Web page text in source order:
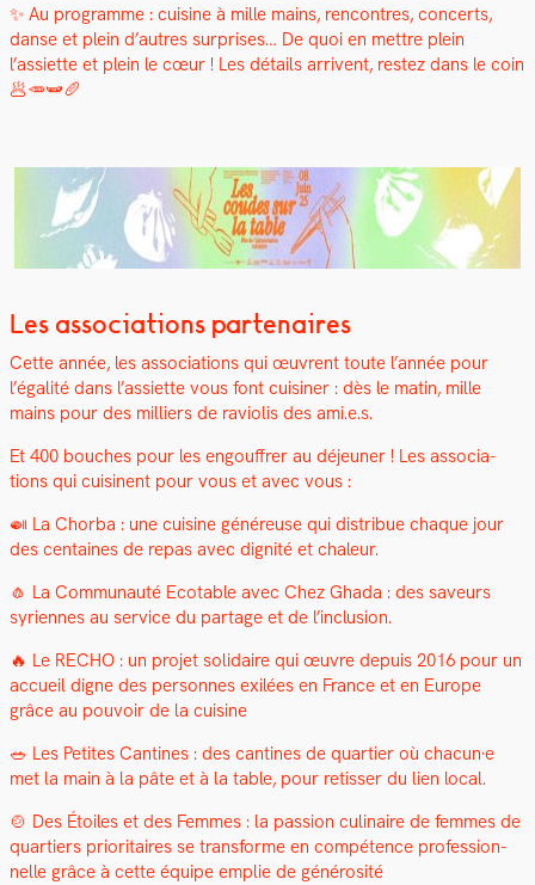
✨ Au pro­gramme : cui­sine à mille mains, ren­con­tres, con­certs,
danse et plein d’autres sur­pris­es… De quoi en met­tre plein
l’assiette et plein le cœur ! Les détails arrivent, restez dans le coin
🥟🥕🫛🥖
Les associations partenaires
Cette année, les asso­ci­a­tions qui œuvrent toute l’année pour
l’égalité dans l’assiette vous font cuisin­er : dès le matin, mille
mains pour des mil­liers de ravi­o­lis des ami.e.s.
Et 400 bouch­es pour les engouf­fr­er au déje­uner ! Les asso­ci­a­
tions qui cuisi­nent pour vous et avec vous :
🍛 La Chor­ba : une cui­sine généreuse qui dis­tribue chaque jour
des cen­taines de repas avec dig­nité et chaleur.
🧄 La Com­mu­nauté Ecotable avec Chez Gha­da : des saveurs
syri­ennes au ser­vice du partage et de l’inclusion.
🔥 Le RECHO : un pro­jet sol­idaire qui œuvre depuis 2016 pour un
accueil digne des per­son­nes exilées en France et en Europe
grâce au pou­voir de la cui­sine
🥗 Les Petites Can­tines : des can­tines de quarti­er où chacun·e
met la main à la pâte et à la table, pour retiss­er du lien local.
🍲 Des Étoiles et des Femmes : la pas­sion culi­naire de femmes de
quartiers pri­or­i­taires se trans­forme en com­pé­tence pro­fes­sion­
nelle grâce à cette équipe emplie de générosité